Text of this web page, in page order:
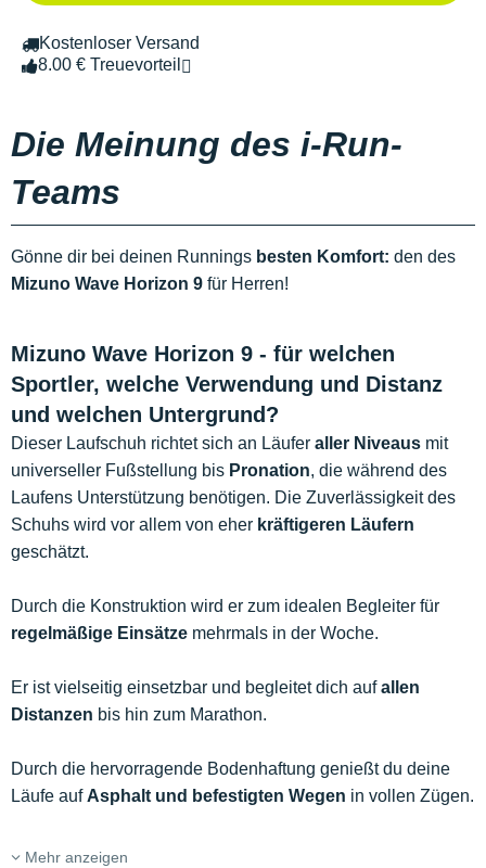
Kostenloser Versand
8.00 € Treuevorteil
Die Meinung des i-Run-
Teams
Gönne dir bei deinen Runnings besten Komfort: den des
Mizuno Wave Horizon 9 für Herren!
Mizuno Wave Horizon 9 - für welchen
Sportler, welche Verwendung und Distanz
und welchen Untergrund?
Dieser Laufschuh richtet sich an Läufer aller Niveaus mit
universeller Fußstellung bis Pronation, die während des
Laufens Unterstützung benötigen. Die Zuverlässigkeit des
Schuhs wird vor allem von eher kräftigeren Läufern
geschätzt.
Durch die Konstruktion wird er zum idealen Begleiter für
regelmäßige Einsätze mehrmals in der Woche.
Er ist vielseitig einsetzbar und begleitet dich aufallen
Distanzen bis hin zum Marathon.
Durch die hervorragende Bodenhaftung genießt du deine
Läufe auf Asphalt und befestigten Wegen in vollen Zügen.
Mehr anzeigen